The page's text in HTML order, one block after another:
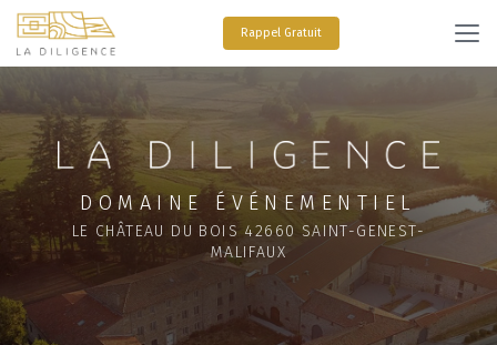
Aller
contenu
Rappel Gratuit
DOMAINE ÉVÉNEMENTIEL
LE CHÂTEAU DU BOIS 42660 SAINT-GENEST-
MALIFAUX